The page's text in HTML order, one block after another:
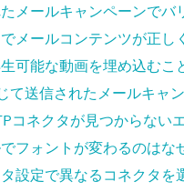
メールキャンペーンで
メールコンテンツが正し
可能な動画を埋め込むこ
て送信されたメールキャ
コネクタが見つからない
フォントが変わるのはな
設定で異なるコネクタを